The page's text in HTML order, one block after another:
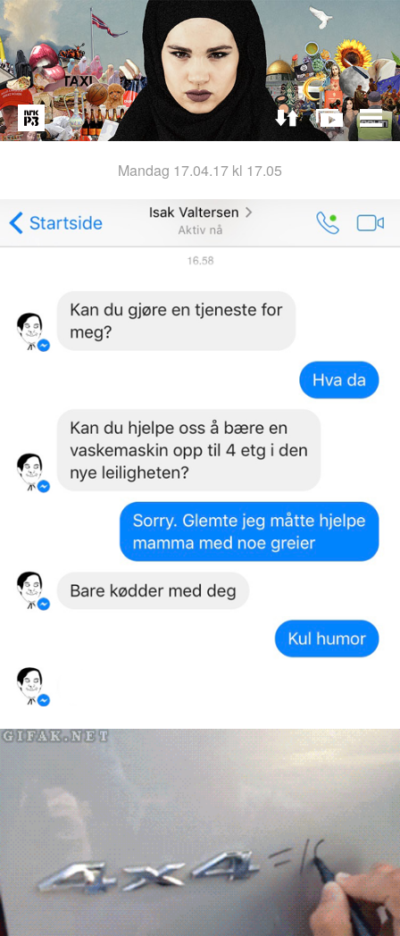
mandag 17.04.17 kl 17.05